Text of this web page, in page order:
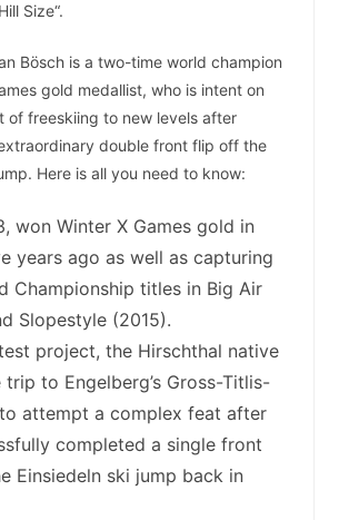
Size“.
Bösch is a two-time world champion
gold medallist, who is intent on
of freeskiing to new levels after
double front flip off the
Here is all you need to know:
won Winter X Games gold in
years ago as well as capturing
Championship titles in Big Air
Slopestyle (2015).
project, the Hirschthal native
trip to Engelberg’s Gross-Titlis-
attempt a complex feat after
completed a single front
Einsiedeln ski jump back in